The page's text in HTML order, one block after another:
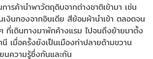
ารค้านำพาวัตถุดิบจากต่างชาติเข้ามา เช่น
เงินทองจากอินเดีย สีย้อมผ้านำเข้า ตลอดจน
ที่เดินทางมาพักค้างแรม ไปจนถึงย้ายมาตั้ง
เมื่อครั้งยังเป็นเมืองท่าปลายด้ามขวาน
นความรู้ซึ่งกันและกัน